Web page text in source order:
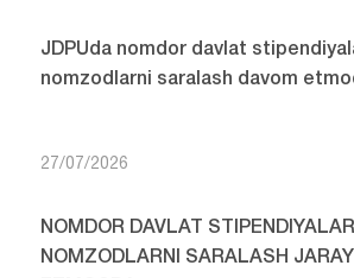
JDPUda nomdor davlat
nomzodlarni saralash davom
27/07/2026
NOMDOR DAVLAT
NOMZODLARNI SARALASH